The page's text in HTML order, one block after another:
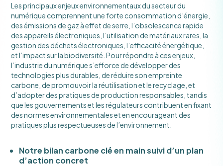
Les principaux enjeux environnementaux du secteur du
numérique comprennent une forte consommation d’énergie,
des émissions de gaz à effet de serre, l’obsolescence rapide
des appareils électroniques, l’utilisation de matériaux rares, la
gestion des déchets électroniques, l’efficacité énergétique,
et l’impact sur la biodiversité. Pour répondre à ces enjeux,
l’industrie du numérique s’efforce de développer des
technologies plus durables, de réduire son empreinte
carbone, de promouvoir la réutilisation et le recyclage, et
d’adopter des pratiques de production responsables, tandis
que les gouvernements et les régulateurs contribuent en fixant
des normes environnementales et en encourageant des
pratiques plus respectueuses de l’environnement.
Notre bilan carbone clé en main suivi d’un plan
d’action concret